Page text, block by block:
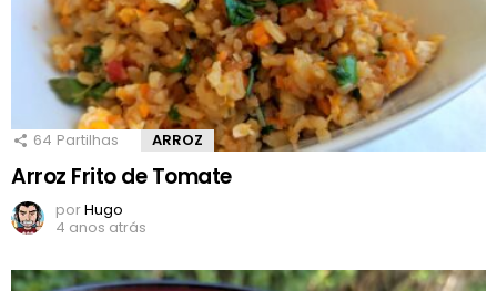
64 Partilhas ARROZ
Arroz Frito de Tomate
porHugo
4 anos atrás